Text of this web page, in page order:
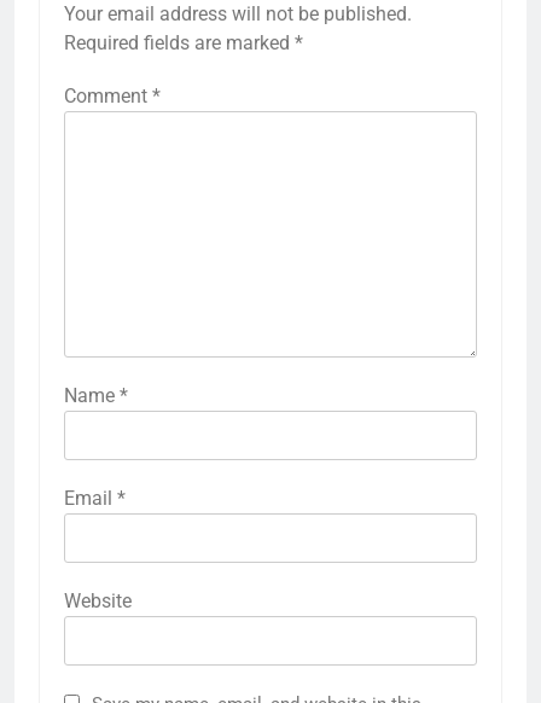
Your email address will not be published.
Required fields are marked *
Comment *
Name *
Email *
Website